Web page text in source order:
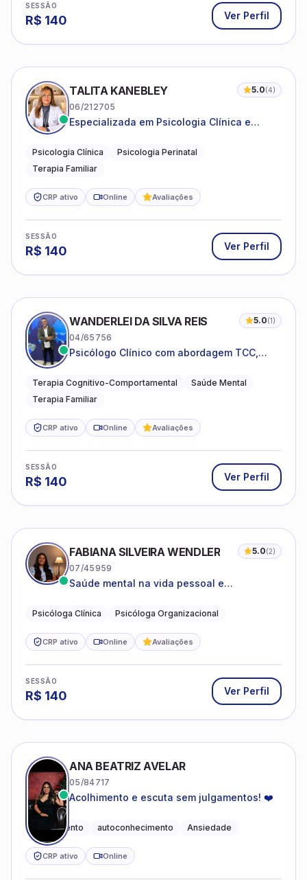
SESSÃO
R$ 140 Ver Perfil
TALITA KANEBLEY 5.0(4)
06/212705
Especializada em Psicologia Clínica e
famílias
Psicologia Clínica
Psicologia Perinatal
Terapia Familiar
CRP ativo Online Avaliações
SESSÃO
R$ 140 Ver Perfil
WANDERLEI DA SILVA REIS 5.0(1)
04/65756
Psicólogo Clínico com abordagem TCC,
sistêmica
Terapia Cognitivo-Comportamental
Saúde Mental
Terapia Familiar
CRP ativo Online Avaliações
SESSÃO
R$ 140 Ver Perfil
FABIANA SILVEIRA WENDLER 5.0(2)
07/45959
Saúde mental na vida pessoal e
Psicóloga Clínica Psicóloga Organizacional
CRP ativo Online Avaliações
SESSÃO
R$ 140 Ver Perfil
ANA BEATRIZ AVELAR
05/84717
Acolhimento e escuta sem julgamentos! ❤️
Acolhimento autoconhecimento Ansiedade
CRP ativo Online